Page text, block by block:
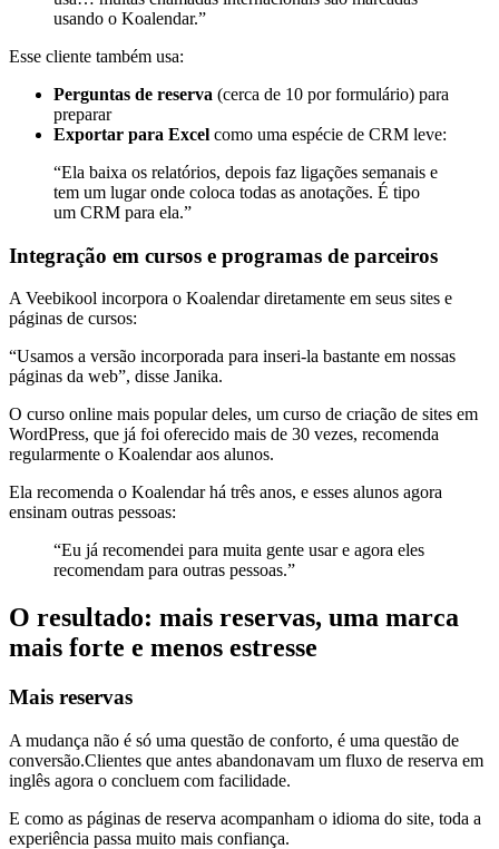
usando o Koalendar.”
Esse cliente também usa:
Perguntas de reserva (cerca de 10 por formulário) para
preparar
Exportar para Excel como uma espécie de CRM leve:
“Ela baixa os relatórios, depois faz ligações semanais e
tem um lugar onde coloca todas as anotações. É tipo
um CRM para ela.”
Integração em cursos e programas de parceiros
A Veebikool incorpora o Koalendar diretamente em seus sites e
páginas de cursos:
“Usamos a versão incorporada para inseri-la bastante em nossas
páginas da web”, disse Janika.
O curso online mais popular deles, um curso de criação de sites em
WordPress, que já foi oferecido mais de 30 vezes, recomenda
regularmente o Koalendar aos alunos.
Ela recomenda o Koalendar há três anos, e esses alunos agora
ensinam outras pessoas:
“Eu já recomendei para muita gente usar e agora eles
recomendam para outras pessoas.”
O resultado: mais reservas, uma marca
mais forte e menos estresse
Mais reservas
A mudança não é só uma questão de conforto, é uma questão de
conversão.Clientes que antes abandonavam um fluxo de reserva em
inglês agora o concluem com facilidade.
E como as páginas de reserva acompanham o idioma do site, toda a
experiência passa muito mais confiança.